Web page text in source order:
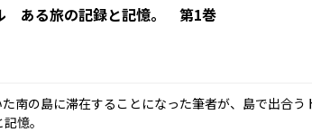
ある旅の記録と記憶。 第1巻
南の島に滞在することになった筆者が、島で出合う
憶。